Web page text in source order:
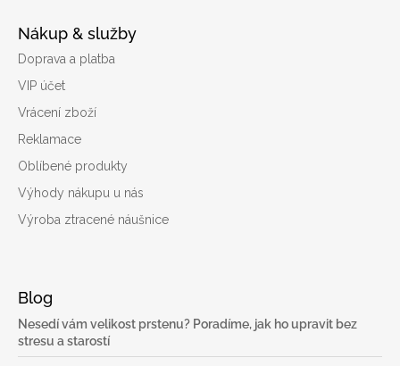
Nákup & služby
Doprava a platba
VIP účet
Vrácení zboží
Reklamace
Oblíbené produkty
Výhody nákupu u nás
Výroba ztracené náušnice
Blog
Nesedí vám velikost prstenu? Poradíme, jak ho upravit bez
stresu a starostí